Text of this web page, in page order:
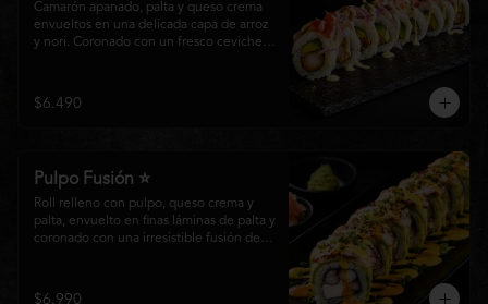
Camarón apanado, palta y queso crema
envueltos en una delicada capa de arroz
y nori. Coronado con un fresco ceviche
creando un equilibrio perfecto entre
frescura, cremosidad y crocancia en cada
$6.490
Pulpo Fusión ⭐
Roll relleno con pulpo, queso crema y
palta, envuelto en finas láminas de palta y
coronado con una irresistible fusión de
láminas de pulpo, ofreciendo una
$6.990